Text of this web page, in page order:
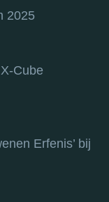
2025
Cube
Erfenis’ bij